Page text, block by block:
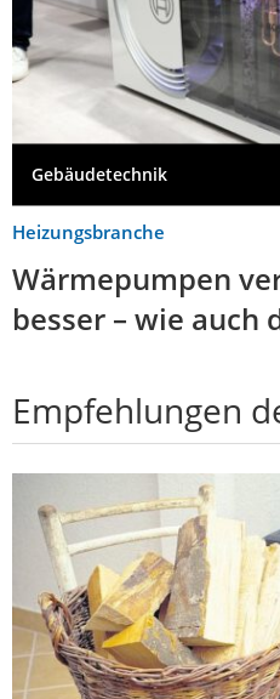
Gebäudetechnik
Heizungsbranche
Wärmepumpen
besser – wie auch
Empfehlungen